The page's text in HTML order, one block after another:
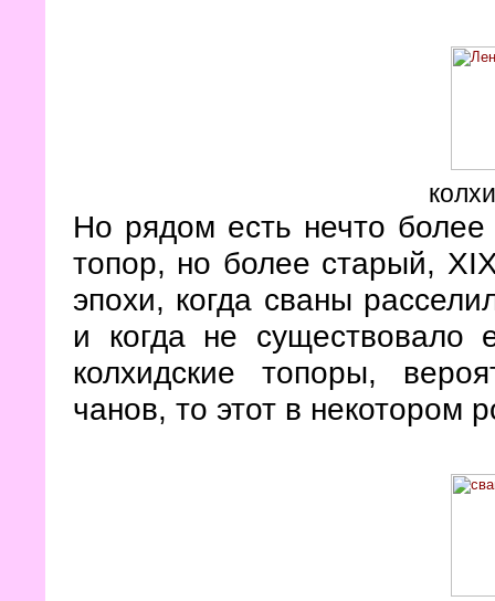
Но рядом есть нечто
топор, но более старый,
эпохи, когда сваны
и когда не существовало
колхидские топоры,
чанов, то этот в некотором